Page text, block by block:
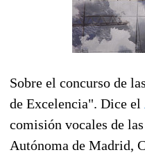
Sobre el concurso de
de Excelencia". Dice el
comisión vocales de
Autónoma de Madrid,